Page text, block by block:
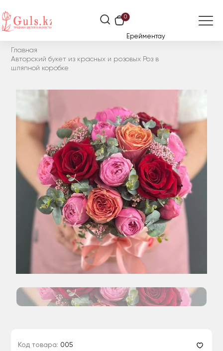
0
Ерейментау
Главная
Авторский букет из красных и розовых Роз в
шляпной коробке
Код товара: 005